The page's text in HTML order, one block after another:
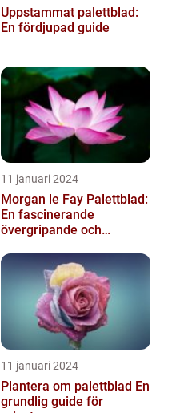
Uppstammat palettblad:
En fördjupad guide
11 januari 2024
Morgan le Fay Palettblad:
En fascinerande
övergripande och
11 januari 2024
Plantera om palettblad En
grundlig guide för